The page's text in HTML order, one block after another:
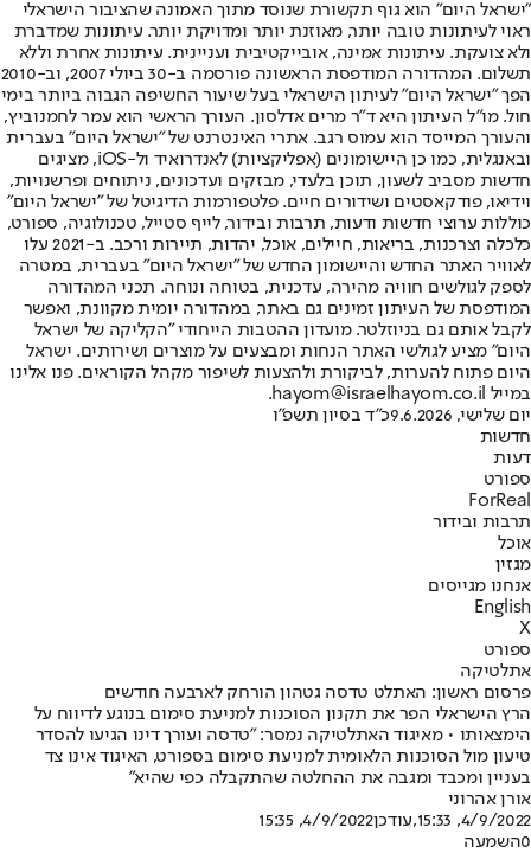
"ישראל היום" הוא גוף תקשורת שנוסד מתוך האמונה שהציבור הישראלי
ראוי לעיתונות טובה יותר, מאוזנת יותר ומדויקת יותר. עיתונות שמדברת
ולא צועקת. עיתונות אמינה, אובייקטיבית ועניינית. עיתונות אחרת וללא
תשלום. המהדורה המודפסת הראשונה פורסמה ב-30 ביולי 2007, וב-2010
הפך "ישראל היום" לעיתון הישראלי בעל שיעור החשיפה הגבוה ביותר בימי
חול. מו"ל העיתון היא ד"ר מרים אדלסון. העורך הראשי הוא עמר לחמנוביץ,
והעורך המייסד הוא עמוס רגב. אתרי האינטרנט של "ישראל היום" בעברית
ובאנגלית, כמו כן היישומונים (אפליקציות) לאנדרואיד ול-iOS, מציגים
חדשות מסביב לשעון, תוכן בלעדי, מבזקים ועדכונים, ניתוחים ופרשנויות,
וידיאו, פודקאסטים ושידורים חיים. פלטפורמות הדיגיטל של "ישראל היום"
כוללות ערוצי חדשות ודעות, תרבות ובידור, לייף סטייל, טכנולוגיה, ספורט,
כלכלה וצרכנות, בריאות, חיילים, אוכל, יהדות, תיירות ורכב. ב-2021 עלו
לאוויר האתר החדש והיישומון החדש של "ישראל היום" בעברית, במטרה
לספק לגולשים חוויה מהירה, עדכנית, בטוחה ונוחה. תכני המהדורה
המודפסת של העיתון זמינים גם באתר, במהדורה יומית מקוונת, ואפשר
לקבל אותם גם בניוזלטר. מועדון ההטבות הייחודי "הקליקה של ישראל
היום" מציע לגולשי האתר הנחות ומבצעים על מוצרים ושירותים. ישראל
היום פתוח להערות, לביקורת ולהצעות לשיפור מקהל הקוראים. פנו אלינו
במייל hayom@israelhayom.co.il.
יום שלישי, 9.6.2026
כ"ד בסיון תשפ"ו
חדשות
דעות
ספורט
ForReal
תרבות ובידור
אוכל
מגזין
אנחנו מגייסים
English
X
ספורט
אתלטיקה
פרסום ראשון: האתלט טדסה גטהון הורחק לארבעה חודשים
הרץ הישראלי הפר את תקנון הסוכנות למניעת סימום בנוגע לדיווח על
הימצאותו • מאיגוד האתלטיקה נמסר: "טדסה ועורך דינו הגיעו להסדר
טיעון מול הסוכנות הלאומית למניעת סימום בספורט, האיגוד אינו צד
בעניין ומכבד ומגבה את ההחלטה שהתקבלה כפי שהיא"
אורן אהרוני
4/9/2022, 15:33
,עודכן4/9/2022, 15:35
0השמעה